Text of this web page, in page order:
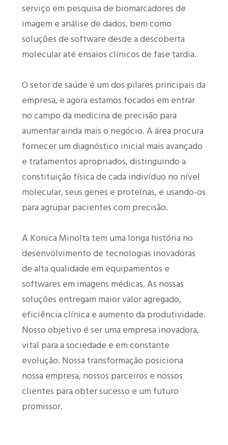
serviço em pesquisa de biomarcadores de
imagem e análise de dados, bem como
soluções de software desde a descoberta
molecular até ensaios clínicos de fase tardia.
O setor de saúde é um dos pilares principais da
empresa, e agora estamos focados em entrar
no campo da medicina de precisão para
aumentar ainda mais o negócio. A área procura
fornecer um diagnóstico inicial mais avançado
e tratamentos apropriados, distinguindo a
constituição física de cada indivíduo no nível
molecular, seus genes e proteínas, e usando-os
para agrupar pacientes com precisão.
A Konica Minolta tem uma longa história no
desenvolvimento de tecnologias inovadoras
de alta qualidade em equipamentos e
softwares em imagens médicas. As nossas
soluções entregam maior valor agregado,
eficiência clínica e aumento da produtividade.
Nosso objetivo é ser uma empresa inovadora,
vital para a sociedade e em constante
evolução. Nossa transformação posiciona
nossa empresa, nossos parceiros e nossos
clientes para obter sucesso e um futuro
promissor.